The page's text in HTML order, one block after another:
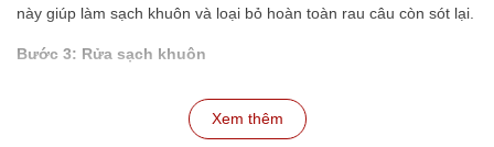
này giúp làm sạch khuôn và loại bỏ hoàn toàn rau câu còn sót lại.
Bước 3: Rửa sạch khuôn
khuôn lại với nước lạnh để loại bỏ xà phòng.
Xem thêm